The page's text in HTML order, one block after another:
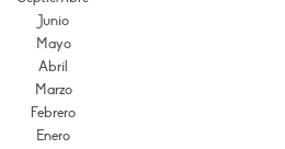
Junio
Mayo
Abril
Marzo
Febrero
Enero